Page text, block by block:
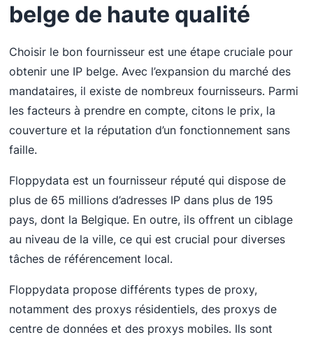
belge de haute qualité
Choisir le bon fournisseur est une étape cruciale pour
obtenir une IP belge. Avec l’expansion du marché des
mandataires, il existe de nombreux fournisseurs. Parmi
les facteurs à prendre en compte, citons le prix, la
couverture et la réputation d’un fonctionnement sans
faille.
Floppydata est un fournisseur réputé qui dispose de
plus de 65 millions d’adresses IP dans plus de 195
pays, dont la Belgique. En outre, ils offrent un ciblage
au niveau de la ville, ce qui est crucial pour diverses
tâches de référencement local.
Floppydata propose différents types de proxy,
notamment des proxys résidentiels, des proxys de
centre de données et des proxys mobiles. Ils sont